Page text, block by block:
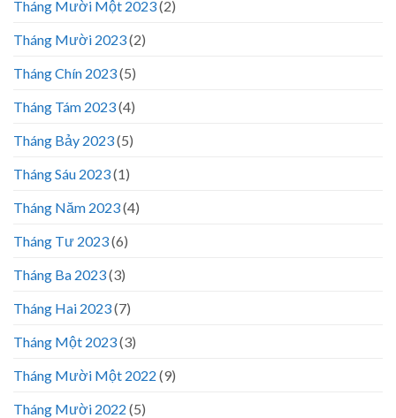
Tháng Mười Một 2023(2)
Tháng Mười 2023(2)
Tháng Chín 2023(5)
Tháng Tám 2023(4)
Tháng Bảy 2023(5)
Tháng Sáu 2023(1)
Tháng Năm 2023(4)
Tháng Tư 2023(6)
Tháng Ba 2023(3)
Tháng Hai 2023(7)
Tháng Một 2023(3)
Tháng Mười Một 2022 (9)
Tháng Mười 2022 (5)